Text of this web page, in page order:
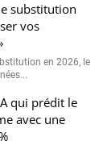
substitution
vos
en 2026, le
qui prédit le
avec une